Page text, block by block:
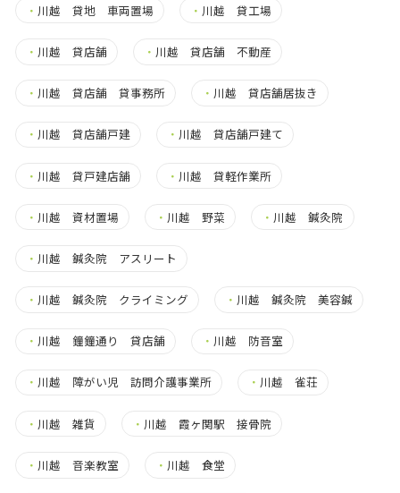
・ 川越 貸地 車両置場 ・ 川越 貸工場
・ 川越 貸店舗 ・ 川越 貸店舗 不動産
・ 川越 貸店舗 貸事務所 ・ 川越 貸店舗居抜き
・ 川越 貸店舗戸建 ・ 川越 貸店舗戸建て
・ 川越 貸戸建店舗 ・ 川越 貸軽作業所
・ 川越 資材置場 ・ 川越 野菜 ・ 川越 鍼灸院
・ 川越 鍼灸院 アスリート
・ 川越 鍼灸院 クライミング ・ 川越 鍼灸院 美容鍼
・ 川越 鐘鐘通り 貸店舗 ・ 川越 防音室
・ 川越 障がい児 訪問介護事業所 ・ 川越 雀荘
・ 川越 雑貨 ・ 川越 霞ヶ関駅 接骨院
・ 川越 音楽教室 ・ 川越 食堂